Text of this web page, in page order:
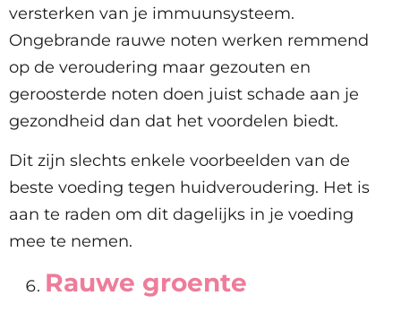
versterken van je immuunsysteem.
Ongebrande rauwe noten werken remmend
op de veroudering maar gezouten en
geroosterde noten doen juist schade aan je
gezondheid dan dat het voordelen biedt.
Dit zijn slechts enkele voorbeelden van de
beste voeding tegen huidveroudering. Het is
aan te raden om dit dagelijks in je voeding
mee te nemen.
Rauwe groente